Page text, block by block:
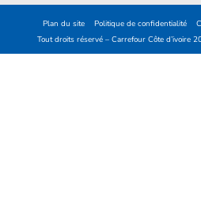
Plan du site Politique de confidentialité
Tout droits réservé – Carrefour Côte d’ivoire